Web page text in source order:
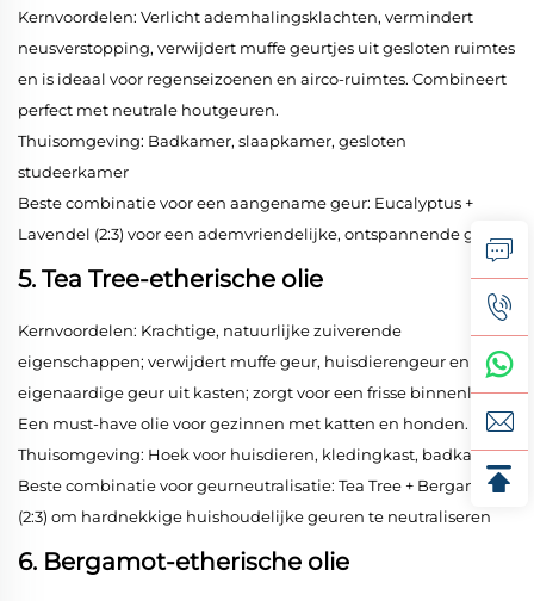
Kernvoordelen: Verlicht ademhalingsklachten, vermindert
neusverstopping, verwijdert muffe geurtjes uit gesloten ruimtes
en is ideaal voor regenseizoenen en airco-ruimtes. Combineert
perfect met neutrale houtgeuren.
Thuisomgeving: Badkamer, slaapkamer, gesloten
studeerkamer
Beste combinatie voor een aangename geur: Eucalyptus +
Lavendel (2:3) voor een ademvriendelijke, ontspannende geur
5. Tea Tree-etherische olie
Kernvoordelen: Krachtige, natuurlijke zuiverende
eigenschappen; verwijdert muffe geur, huisdierengeur en de
eigenaardige geur uit kasten; zorgt voor een frisse binnenlucht.
Een must-have olie voor gezinnen met katten en honden.
Thuisomgeving: Hoek voor huisdieren, kledingkast, badkamer
Beste combinatie voor geurneutralisatie: Tea Tree + Bergamot
(2:3) om hardnekkige huishoudelijke geuren te neutraliseren
6. Bergamot-etherische olie